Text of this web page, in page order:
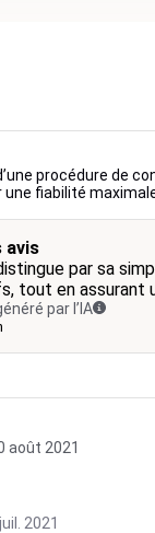
procédure de
fiabilité
avis
par sa
tout en assurant
par l’IA
août 2021
2021